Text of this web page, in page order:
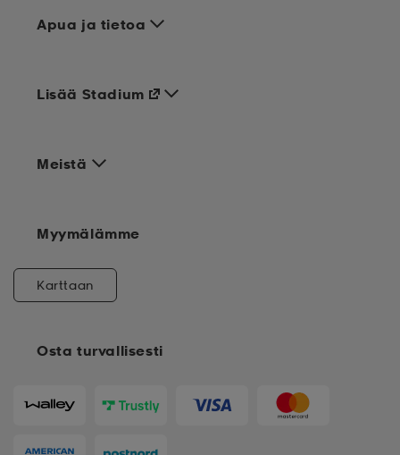
Apua ja tietoa
Meistä
Osta turvallisesti
Lisää Stadium
Myymälämme
Karttaan